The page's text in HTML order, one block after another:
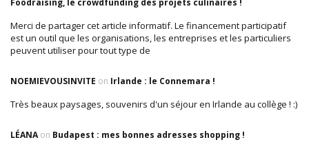
Foodraising, le crowdfunding des projets culinaires !
Merci de partager cet article informatif. Le financement participatif
est un outil que les organisations, les entreprises et les particuliers
peuvent utiliser pour tout type de
NOEMIEVOUSINVITE on Irlande : le Connemara !
Très beaux paysages, souvenirs d'un séjour en Irlande au collège ! :)
LÉANAon Budapest : mes bonnes adresses shopping !